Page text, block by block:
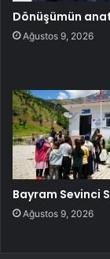
Dönüşümün
Ağustos 9, 2026
Bayram Sevinci
Ağustos 9, 2026